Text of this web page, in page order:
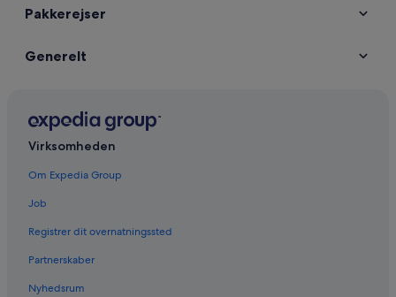
Pakkerejser
Generelt
Virksomheden
Om Expedia Group
Job
Registrer dit overnatningssted
Partnerskaber
Nyhedsrum